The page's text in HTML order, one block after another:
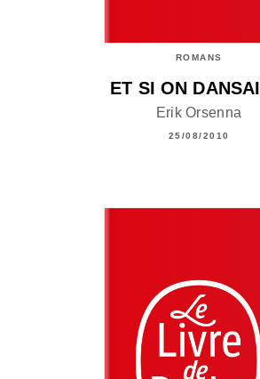
ROMANS
ET SI ON
Erik Orsenna
25/08/2010